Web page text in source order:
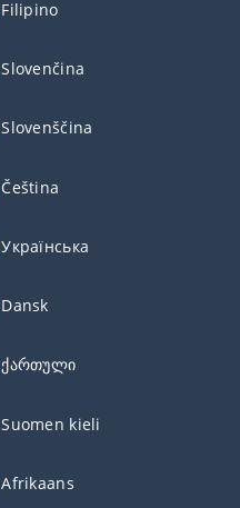
Filipino
Slovenčina
Slovenščina
Čeština
Українська
Dansk
ქართული
Suomen kieli
Afrikaans